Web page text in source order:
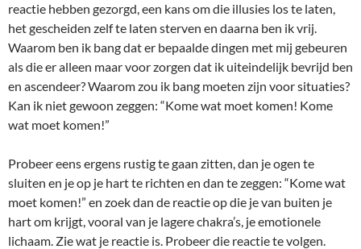
reactie hebben gezorgd, een kans om die illusies los te laten,
het gescheiden zelf te laten sterven en daarna ben ik vrij.
Waarom ben ik bang dat er bepaalde dingen met mij gebeuren
als die er alleen maar voor zorgen dat ik uiteindelijk bevrijd ben
en ascendeer? Waarom zou ik bang moeten zijn voor situaties?
Kan ik niet gewoon zeggen: “Kome wat moet komen! Kome
wat moet komen!”
Probeer eens ergens rustig te gaan zitten, dan je ogen te
sluiten en je op je hart te richten en dan te zeggen: “Kome wat
moet komen!” en zoek dan de reactie op die je van buiten je
hart om krijgt, vooral van je lagere chakra’s, je emotionele
lichaam. Zie wat je reactie is. Probeer die reactie te volgen.